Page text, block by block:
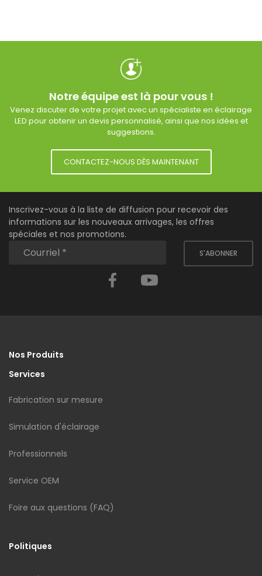
Notre équipe est là pour vous !
Venez discuter de votre projet avec un spécialiste en éclairage
LED pour obtenir un devis personnalisé, ainsi que nos idées et
suggestions.
CONTACTEZ-NOUS DÈS MAINTENANT
Inscrivez-vous à la liste de diffusion pour recevoir des
informations sur les nouveaux arrivages, les offres
spéciales et nos promotions.
S'ABONNER
Facebook
Nos Produits
Services
Fabrication sur mesure
Simulation d'éclairage
Professionnels
Service OEM
Foire aux questions (FAQ)
Politiques